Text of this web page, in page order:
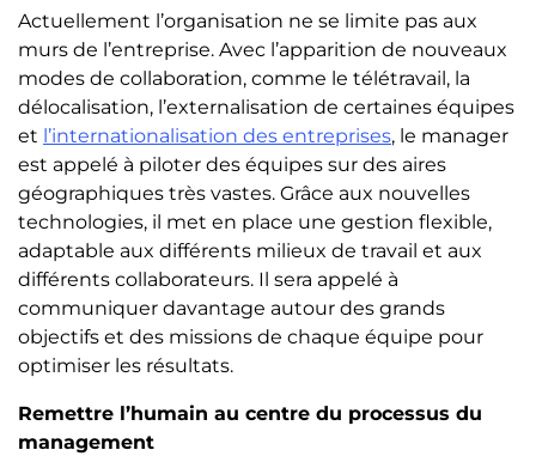
Actuellement l’organisation ne se limite pas aux
murs de l’entreprise. Avec l’apparition de nouveaux
modes de collaboration, comme le télétravail, la
délocalisation, l’externalisation de certaines équipes
et l’internationalisation des entreprises, le manager
est appelé à piloter des équipes sur des aires
géographiques très vastes. Grâce aux nouvelles
technologies, il met en place une gestion flexible,
adaptable aux différents milieux de travail et aux
différents collaborateurs. Il sera appelé à
communiquer davantage autour des grands
objectifs et des missions de chaque équipe pour
optimiser les résultats.
Remettre l’humain au centre du processus du
management